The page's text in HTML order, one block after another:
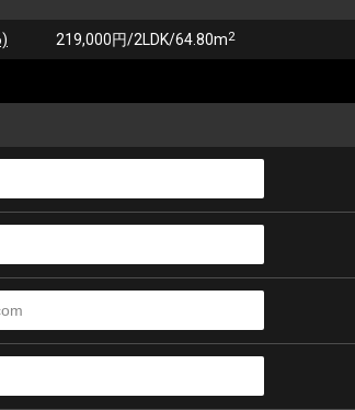
219,000円/2LDK/64.80m2